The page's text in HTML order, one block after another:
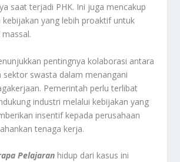
saat terjadi PHK. Ini juga mencakup
kebijakan yang lebih proaktif untuk
pentingnya kolaborasi antara
sektor swasta dalam menangani
Pemerintah perlu terlibat
industri melalui kebijakan yang
insentif kepada perusahaan
tenaga kerja.
Pelajaran hidup dari kasus ini